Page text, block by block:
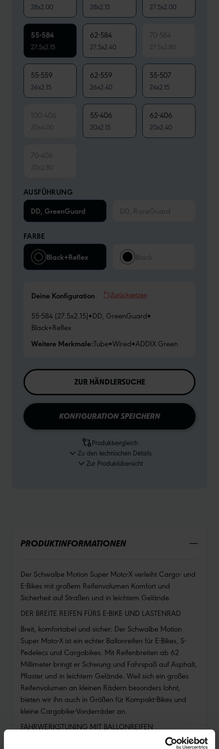
28x2.00 28x2.15 27.5x2.00
55-584
27.5x2.15
62-584
27.5x2.40
70-584
27.5x2.80
55-559
26x2.15
62-559
26x2.40
55-507
24x2.15
100-406
20x4.00
55-406
20x2.15
62-406
20x2.40
70-406
20x2.80
AUSFÜHRUNG
DD, GreenGuard
DD, RaceGuard
FARBE
Black+Reflex
Black
Deine Konfiguration Zurücksetzen
55-584 (27.5x2.15)•DD, GreenGuard•
Black+Reflex
Weitere Merkmale:Tube•Wired•ADDIX Green
ZUR HÄNDLERSUCHE
KONFIGURATION SPEICHERN
Produktvergleich
Zu den technischen Details
Zur Produktübersicht
PRODUKTINFORMATIONEN
Der Schwalbe Motion Super Moto-X verleiht Cargo- und
E-Bikes mit großem Reifenvolumen Komfort und
Sicherheit auf Straßen und in leichtem Gelände.
DER BREITE REIFEN FÜRS E-BIKE UND LASTENRAD
Breit, komfortabel und sicher: Der Schwalbe Motion
Super Moto-X ist ein echter Ballonreifen für E-Bikes, S-
Pedelecs und Cargobikes. Mit Reifenbreiten ab 62
Millimeter bringt er Schwung und Fahrspaß auf Asphalt,
Pflaster und in leichtem Gelände. Weil sich ein großes
Reifenvolumen an kleinen Rädern besonders lohnt,
bieten wir ihn auch in Größen für Kompakt-Bikes und
kleine Cargobike-Vorderräder an.
FAHRWERKSTUNING MIT BALLONREIFEN
Ein E-Bike mit breiten Reifen fährt sich sicherer und